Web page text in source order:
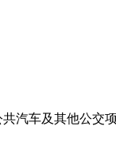
汽车及其他公交